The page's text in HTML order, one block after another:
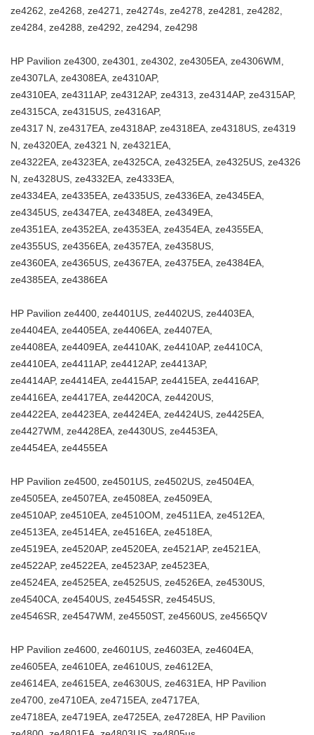
ze4262, ze4268, ze4271, ze4274s, ze4278, ze4281, ze4282,
ze4284, ze4288, ze4292, ze4294, ze4298
HP Pavilion ze4300, ze4301, ze4302, ze4305EA, ze4306WM,
ze4307LA, ze4308EA, ze4310AP,
ze4310EA, ze4311AP, ze4312AP, ze4313, ze4314AP, ze4315AP,
ze4315CA, ze4315US, ze4316AP,
ze4317 N, ze4317EA, ze4318AP, ze4318EA, ze4318US, ze4319
N, ze4320EA, ze4321 N, ze4321EA,
ze4322EA, ze4323EA, ze4325CA, ze4325EA, ze4325US, ze4326
N, ze4328US, ze4332EA, ze4333EA,
ze4334EA, ze4335EA, ze4335US, ze4336EA, ze4345EA,
ze4345US, ze4347EA, ze4348EA, ze4349EA,
ze4351EA, ze4352EA, ze4353EA, ze4354EA, ze4355EA,
ze4355US, ze4356EA, ze4357EA, ze4358US,
ze4360EA, ze4365US, ze4367EA, ze4375EA, ze4384EA,
ze4385EA, ze4386EA
HP Pavilion ze4400, ze4401US, ze4402US, ze4403EA,
ze4404EA, ze4405EA, ze4406EA, ze4407EA,
ze4408EA, ze4409EA, ze4410AK, ze4410AP, ze4410CA,
ze4410EA, ze4411AP, ze4412AP, ze4413AP,
ze4414AP, ze4414EA, ze4415AP, ze4415EA, ze4416AP,
ze4416EA, ze4417EA, ze4420CA, ze4420US,
ze4422EA, ze4423EA, ze4424EA, ze4424US, ze4425EA,
ze4427WM, ze4428EA, ze4430US, ze4453EA,
ze4454EA, ze4455EA
HP Pavilion ze4500, ze4501US, ze4502US, ze4504EA,
ze4505EA, ze4507EA, ze4508EA, ze4509EA,
ze4510AP, ze4510EA, ze4510OM, ze4511EA, ze4512EA,
ze4513EA, ze4514EA, ze4516EA, ze4518EA,
ze4519EA, ze4520AP, ze4520EA, ze4521AP, ze4521EA,
ze4522AP, ze4522EA, ze4523AP, ze4523EA,
ze4524EA, ze4525EA, ze4525US, ze4526EA, ze4530US,
ze4540CA, ze4540US, ze4545SR, ze4545US,
ze4546SR, ze4547WM, ze4550ST, ze4560US, ze4565QV
HP Pavilion ze4600, ze4601US, ze4603EA, ze4604EA,
ze4605EA, ze4610EA, ze4610US, ze4612EA,
ze4614EA, ze4615EA, ze4630US, ze4631EA, HP Pavilion
ze4700, ze4710EA, ze4715EA, ze4717EA,
ze4718EA, ze4719EA, ze4725EA, ze4728EA, HP Pavilion